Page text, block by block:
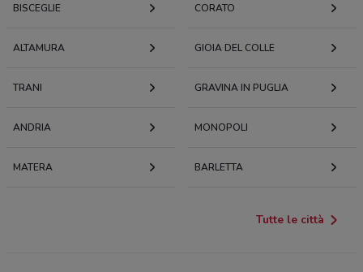
BISCEGLIE CORATO
ALTAMURA GIOIA DEL COLLE
TRANI GRAVINA IN PUGLIA
ANDRIA MONOPOLI
MATERA BARLETTA
Tutte le città